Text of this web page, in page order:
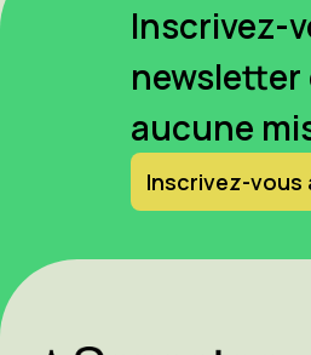
Inscrivez-
newsletter
aucune
Inscrivez-vous